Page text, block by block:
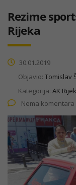
Rezime
Rijeka
30.01.2019
Objavio: Tomislav
Kategorija: AK
Nema komentara